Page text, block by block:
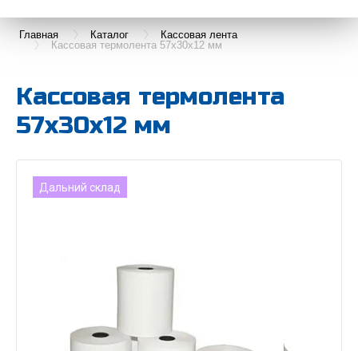
Главная Каталог
Кассовая лента
Кассовая термолента 57х30х12 мм
Кассовая термолента
57х30х12 мм
Дальний склад